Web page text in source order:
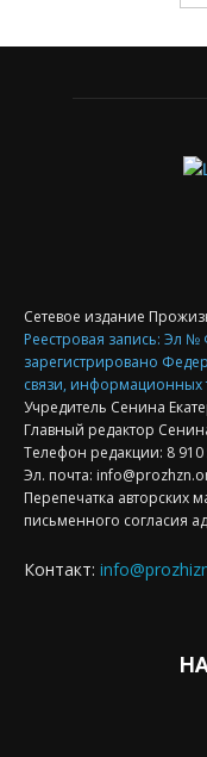
Сетевое издание
Реестровая запись: Эл №
зарегистрировано
связи, информационных
Учредитель Сенина
Главный редактор
Телефон редакции: 8 910
Эл. почта:
Перепечатка авторских
письменного согласия
Контакт: